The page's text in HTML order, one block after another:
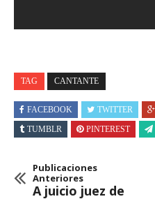
TAG CANTANTE
FACEBOOK TWITTER
TUMBLR
PINTEREST
Publicaciones
Anteriores
A juicio juez de